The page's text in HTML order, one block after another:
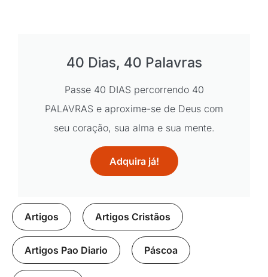
40 Dias, 40 Palavras
Passe 40 DIAS percorrendo 40
PALAVRAS e aproxime-se de Deus com
seu coração, sua alma e sua mente.
Adquira já!
Artigos Artigos Cristãos
Artigos Pao Diario Páscoa